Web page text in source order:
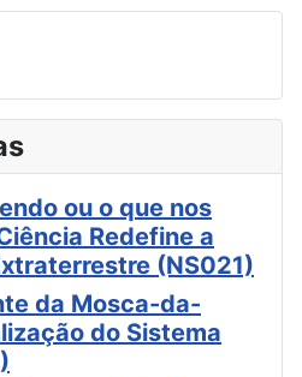
ou o que nos
Redefine a
(NS021)
da Mosca-da-
do Sistema